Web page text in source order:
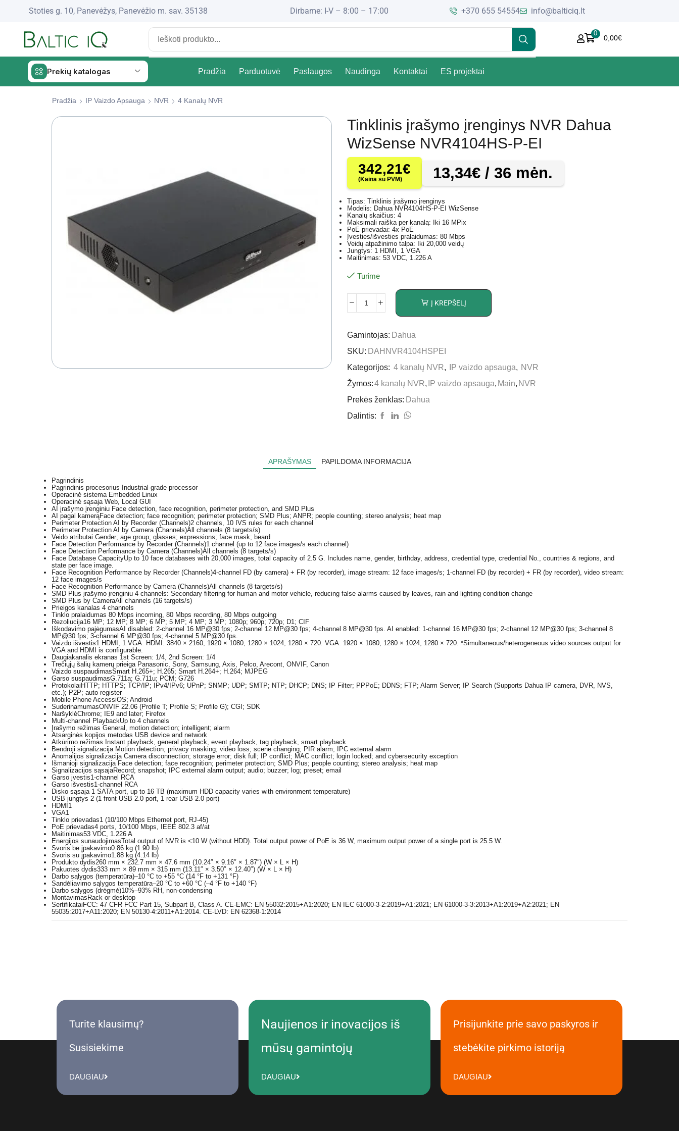
Stoties g. 10, Panevėžys, Panevėžio m. sav. 35138 Dirbame: I-V – 8:00 – 17:00 +370 655 54554 info@balticiq.lt
0
0,00€
Prekių katalogas Pradžia Parduotuvė Paslaugos Naudinga Kontaktai ES projektai
Pradžia IP Vaizdo Apsauga NVR 4 Kanalų NVR
Tinklinis įrašymo įrenginys NVR Dahua
WizSense NVR4104HS-P-EI
342,21€
(Kaina su PVM) 13,34€ / 36 mėn.
Tipas: Tinklinis įrašymo įrenginys
Modelis: Dahua NVR4104HS-P-EI WizSense
Kanalų skaičius: 4
Maksimali raiška per kanalą: Iki 16 MPix
PoE prievadai: 4x PoE
Įvesties/išvesties pralaidumas: 80 Mbps
Veidų atpažinimo talpa: Iki 20,000 veidų
Jungtys: 1 HDMI, 1 VGA
Maitinimas: 53 VDC, 1.226 A
Turime
Į KREPŠELĮ
Gamintojas: Dahua
SKU: DAHNVR4104HSPEI
Kategorijos: 4 kanalų NVR, IP vaizdo apsauga, NVR
Žymos:4 kanalų NVR, IP vaizdo apsauga, Main, NVR
Prekės ženklas: Dahua
Dalintis:
APRAŠYMAS PAPILDOMA INFORMACIJA
Pagrindinis
Pagrindinis procesorius Industrial-grade processor
Operacinė sistema Embedded Linux
Operacinė sąsaja Web, Local GUI
AI įrašymo įrenginiu Face detection, face recognition, perimeter protection, and SMD Plus
AI pagal kamerąFace detection; face recognition; perimeter protection; SMD Plus; ANPR; people counting; stereo analysis; heat map
Perimeter Protection AI by Recorder (Channels)2 channels, 10 IVS rules for each channel
Perimeter Protection AI by Camera (Channels)All channels (8 targets/s)
Veido atributai Gender; age group; glasses; expressions; face mask; beard
Face Detection Performance by Recorder (Channels)1 channel (up to 12 face images/s each channel)
Face Detection Performance by Camera (Channels)All channels (8 targets/s)
Face Database CapacityUp to 10 face databases with 20,000 images, total capacity of 2.5 G. Includes name, gender, birthday, address, credential type, credential No., countries & regions, and
state per face image.
Face Recognition Performance by Recorder (Channels)4-channel FD (by camera) + FR (by recorder), image stream: 12 face images/s; 1-channel FD (by recorder) + FR (by recorder), video stream:
12 face images/s
Face Recognition Performance by Camera (Channels)All channels (8 targets/s)
SMD Plus įrašymo įrenginiu 4 channels: Secondary filtering for human and motor vehicle, reducing false alarms caused by leaves, rain and lighting condition change
SMD Plus by CameraAll channels (16 targets/s)
Prieigos kanalas 4 channels
Tinklo pralaidumas 80 Mbps incoming, 80 Mbps recording, 80 Mbps outgoing
Rezoliucija16 MP; 12 MP; 8 MP; 6 MP; 5 MP; 4 MP; 3 MP; 1080p; 960p; 720p; D1; CIF
Iškodavimo pajėgumasAI disabled: 2-channel 16 MP@30 fps; 2-channel 12 MP@30 fps; 4-channel 8 MP@30 fps. AI enabled: 1-channel 16 MP@30 fps; 2-channel 12 MP@30 fps; 3-channel 8
MP@30 fps; 3-channel 6 MP@30 fps; 4-channel 5 MP@30 fps.
Vaizdo išvestis1 HDMI, 1 VGA. HDMI: 3840 × 2160, 1920 × 1080, 1280 × 1024, 1280 × 720. VGA: 1920 × 1080, 1280 × 1024, 1280 × 720. *Simultaneous/heterogeneous video sources output for
VGA and HDMI is configurable.
Daugiakanalis ekranas 1st Screen: 1/4, 2nd Screen: 1/4
Trečiųjų šalių kamerų prieiga Panasonic, Sony, Samsung, Axis, Pelco, Arecont, ONVIF, Canon
Vaizdo suspaudimasSmart H.265+; H.265; Smart H.264+; H.264; MJPEG
Garso suspaudimasG.711a; G.711u; PCM; G726
ProtokolaiHTTP; HTTPS; TCP/IP; IPv4/IPv6; UPnP; SNMP; UDP; SMTP; NTP; DHCP; DNS; IP Filter; PPPoE; DDNS; FTP; Alarm Server; IP Search (Supports Dahua IP camera, DVR, NVS,
etc.); P2P; auto register
Mobile Phone AccessiOS; Android
SuderinamumasONVIF 22.06 (Profile T; Profile S; Profile G); CGI; SDK
NaršyklėChrome; IE9 and later; Firefox
Multi-channel PlaybackUp to 4 channels
Įrašymo režimas General, motion detection; intelligent; alarm
Atsarginės kopijos metodas USB device and network
Atkūrimo režimas Instant playback, general playback, event playback, tag playback, smart playback
Bendroji signalizacija Motion detection; privacy masking; video loss; scene changing; PIR alarm; IPC external alarm
Anomalijos signalizacija Camera disconnection; storage error; disk full; IP conflict; MAC conflict; login locked; and cybersecurity exception
Išmanioji signalizacija Face detection; face recognition; perimeter protection; SMD Plus; people counting; stereo analysis; heat map
Signalizacijos sąsajaRecord; snapshot; IPC external alarm output; audio; buzzer; log; preset; email
Garso įvestis1-channel RCA
Garso išvestis1-channel RCA
Disko sąsaja 1 SATA port, up to 16 TB (maximum HDD capacity varies with environment temperature)
USB jungtys 2 (1 front USB 2.0 port, 1 rear USB 2.0 port)
HDMI1
VGA1
Tinklo prievadas1 (10/100 Mbps Ethernet port, RJ-45)
PoE prievadas4 ports, 10/100 Mbps, IEEE 802.3 af/at
Maitinimas53 VDC, 1.226 A
Energijos sunaudojimasTotal output of NVR is <10 W (without HDD). Total output power of PoE is 36 W, maximum output power of a single port is 25.5 W.
Svoris be įpakavimo0.86 kg (1.90 lb)
Svoris su įpakavimo1.88 kg (4.14 lb)
Produkto dydis260 mm × 232.7 mm × 47.6 mm (10.24″ × 9.16″ × 1.87″) (W × L × H)
Pakuotės dydis333 mm × 89 mm × 315 mm (13.11″ × 3.50″ × 12.40″) (W × L × H)
Darbo sąlygos (temperatūra)–10 °C to +55 °C (14 °F to +131 °F)
Sandėliavimo sąlygos temperatūra–20 °C to +60 °C (–4 °F to +140 °F)
Darbo sąlygos (drėgmė)10%–93% RH, non-condensing
MontavimasRack or desktop
SertifikataiFCC: 47 CFR FCC Part 15, Subpart B, Class A. CE-EMC: EN 55032:2015+A1:2020; EN IEC 61000-3-2:2019+A1:2021; EN 61000-3-3:2013+A1:2019+A2:2021; EN
55035:2017+A11:2020; EN 50130-4:2011+A1:2014. CE-LVD: EN 62368-1:2014
Turite klausimų?
Susisiekime
DAUGIAU
Naujienos ir inovacijos iš
mūsų gamintojų
DAUGIAU
Prisijunkite prie savo paskyros ir
stebėkite pirkimo istoriją
DAUGIAU